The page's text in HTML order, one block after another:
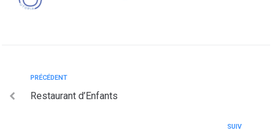
PRÉCÉDENT
Restaurant d’Enfants
SUIV